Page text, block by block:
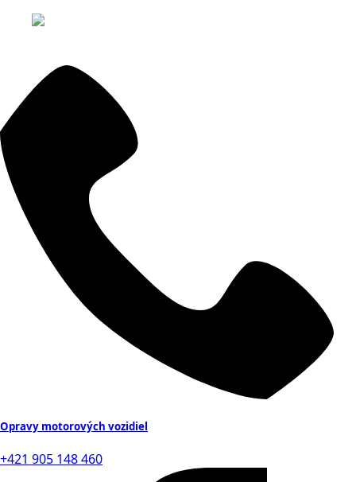
Opravy motorových vozidiel
+421 905 148 460